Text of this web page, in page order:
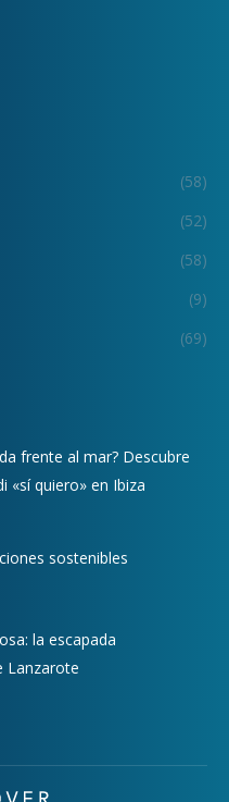
(58)
(52)
(58)
(9)
(69)
frente al mar? Descubre
«sí quiero» en Ibiza
sostenibles
la escapada
Lanzarote